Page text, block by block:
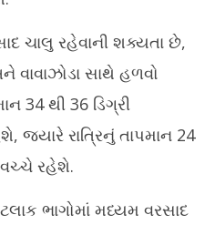
ચાલુ રહેવાની શક્યતા છે,
સાથે હળવો
34 થી 36 ડિગ્રી
રાત્રિનું તાપમાન 24
વચ્ચે રહેશે.
ભાગોમાં મધ્યમ વરસાદ